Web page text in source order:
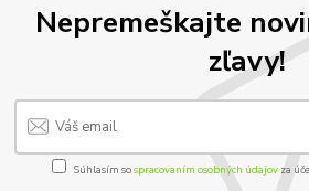
Nepremeškajte
zľavy!
Súhlasím sospracovaním osobných údajov za